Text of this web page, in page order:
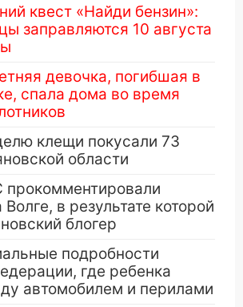
квест «Найди бензин»:
заправляются 10 августа
девочка, погибшая в
спала дома во время
клещи покусали 73
области
в результате которой
блогер
подробности
где ребенка
автомобилем и перилами